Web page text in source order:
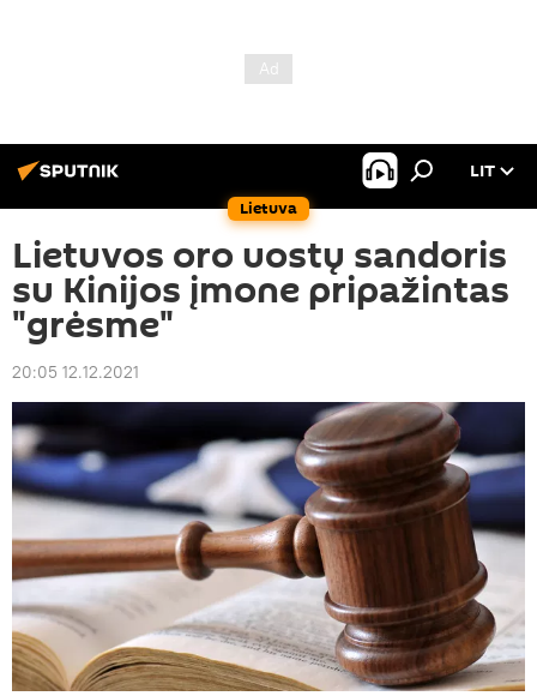
Lietuva
LIT
Lietuvos oro uostų sandoris
su Kinijos įmone pripažintas
"grėsme"
20:05 12.12.2021